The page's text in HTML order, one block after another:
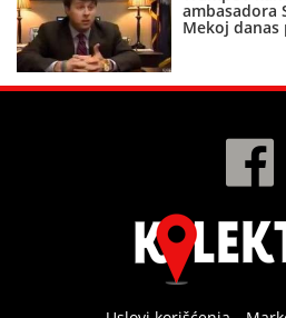
ambasadora
Mekoj danas